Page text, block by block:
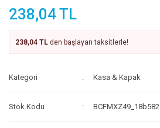
238,04 TL
238,04 TL den başlayan taksitlerle!
Kategori Kasa & Kapak
Stok Kodu BCFMXZ49_18b582